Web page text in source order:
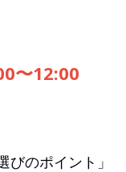
〜12:00
びのポイント」